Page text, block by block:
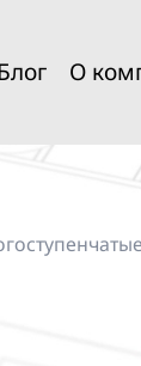
О